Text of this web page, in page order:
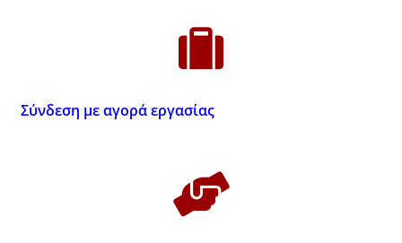
Σύνδεση με αγορά εργασίας